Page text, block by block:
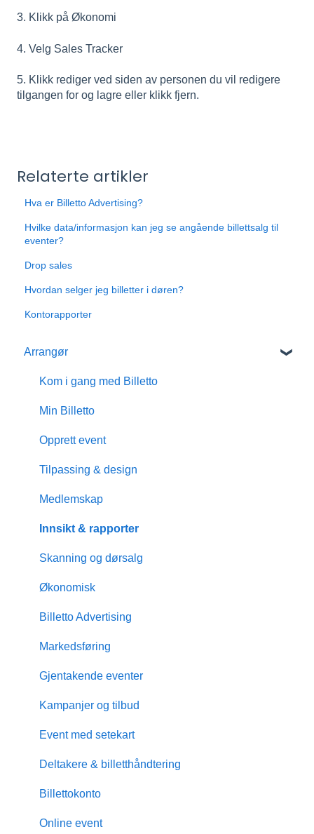
3. Klikk på Økonomi
4. Velg Sales Tracker
5. Klikk rediger ved siden av personen du vil redigere
tilgangen for og lagre eller klikk fjern.
Relaterte artikler
Hva er Billetto Advertising?
Hvilke data/informasjon kan jeg se angående billettsalg til
eventer?
Drop sales
Hvordan selger jeg billetter i døren?
Kontorapporter
Arrangør
Kom i gang med Billetto
Min Billetto
Opprett event
Tilpassing & design
Medlemskap
Innsikt & rapporter
Skanning og dørsalg
Økonomisk
Billetto Advertising
Markedsføring
Gjentakende eventer
Kampanjer og tilbud
Event med setekart
Deltakere & billetthåndtering
Billettokonto
Online event